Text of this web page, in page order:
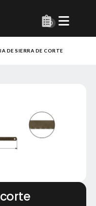
0
DE SIERRA DE CORTE